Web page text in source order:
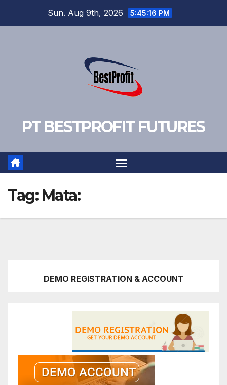
Sun. Aug 9th, 2026 5:45:18 PM
PT BESTPROFIT FUTURES
Tag: Mata:
DEMO REGISTRATION & ACCOUNT